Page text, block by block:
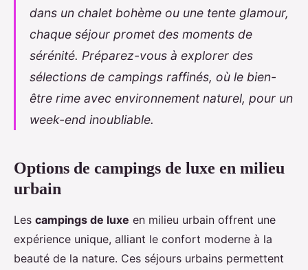
dans un chalet bohème ou une tente glamour,
chaque séjour promet des moments de
sérénité. Préparez-vous à explorer des
sélections de campings raffinés, où le bien-
être rime avec environnement naturel, pour un
week-end inoubliable.
Options de campings de luxe en milieu
urbain
Les campings de luxe en milieu urbain offrent une
expérience unique, alliant le confort moderne à la
beauté de la nature. Ces séjours urbains permettent